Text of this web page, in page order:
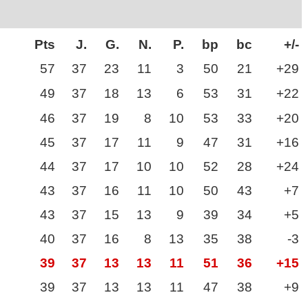
Pts J. G. N. P. bp bc
+/-
57 37 23 11 3 50 21
+29
49 37 18 13 6 53 31
+22
46 37 19 8 10 53 33
+20
45 37 17 11 9 47 31
+16
44 37 17 10 10 52 28
+24
43 37 16 11 10 50 43
+7
43 37 15 13 9 39 34
+5
40 37 16 8 13 35 38
-3
39 37 13 13 11 51 36
+15
39 37 13 13 11 47 38
+9